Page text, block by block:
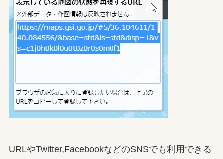
URLやTwitter,FacebookなどのSNSでも利用できる